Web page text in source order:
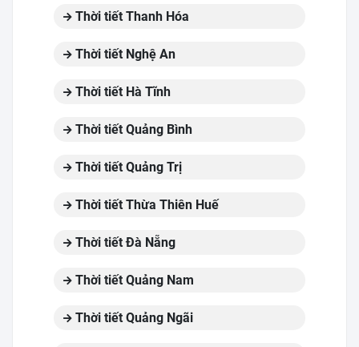
Thời tiết Thanh Hóa
Thời tiết Nghệ An
Thời tiết Hà Tĩnh
Thời tiết Quảng Bình
Thời tiết Quảng Trị
Thời tiết Thừa Thiên Huế
Thời tiết Đà Nẵng
Thời tiết Quảng Nam
Thời tiết Quảng Ngãi